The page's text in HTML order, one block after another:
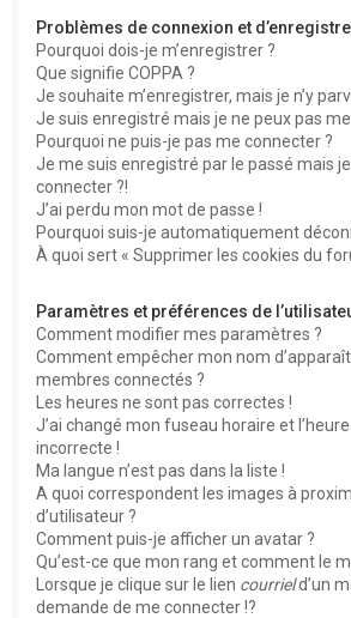
Problèmes de connexion et
Pourquoi dois-je m’enregistrer ?
Que signifie COPPA ?
Je souhaite m’enregistrer, mais je n’y
Je suis enregistré mais je ne peux pas
Pourquoi ne puis-je pas me connecter ?
Je me suis enregistré par le passé mais
connecter ?!
J’ai perdu mon mot de passe !
Pourquoi suis-je automatiquement
À quoi sert « Supprimer les cookies du
Paramètres et préférences de
Comment modifier mes paramètres ?
Comment empêcher mon nom
membres connectés ?
Les heures ne sont pas correctes !
J’ai changé mon fuseau horaire et
incorrecte !
Ma langue n’est pas dans la liste !
A quoi correspondent les images à
d’utilisateur ?
Comment puis-je afficher un avatar ?
Qu’est-ce que mon rang et comment le
Lorsque je clique sur le lien courrield’un
demande de me connecter !?